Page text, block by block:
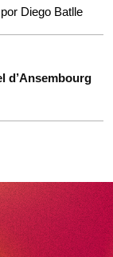
por Diego Batlle
d’Ansembourg